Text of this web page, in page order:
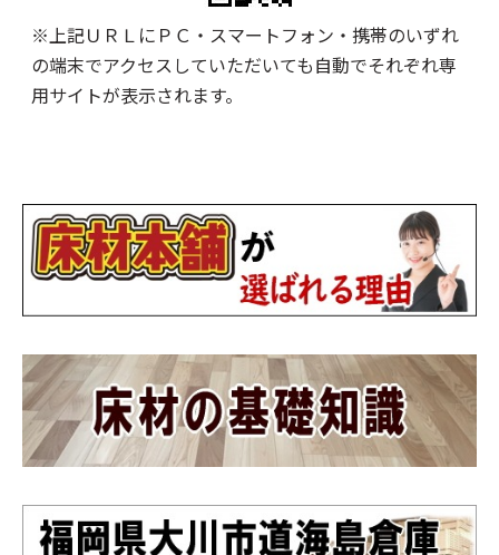
※上記ＵＲＬにＰＣ・スマートフォン・携帯のいずれ
の端末でアクセスしていただいても自動でそれぞれ専
用サイトが表示されます。